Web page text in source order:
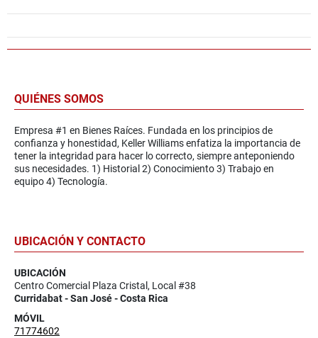
QUIÉNES SOMOS
Empresa #1 en Bienes Raíces. Fundada en los principios de
confianza y honestidad, Keller Williams enfatiza la importancia de
tener la integridad para hacer lo correcto, siempre anteponiendo
sus necesidades. 1) Historial 2) Conocimiento 3) Trabajo en
equipo 4) Tecnología.
UBICACIÓN Y CONTACTO
UBICACIÓN
Centro Comercial Plaza Cristal, Local #38
Curridabat - San José - Costa Rica
MÓVIL
71774602